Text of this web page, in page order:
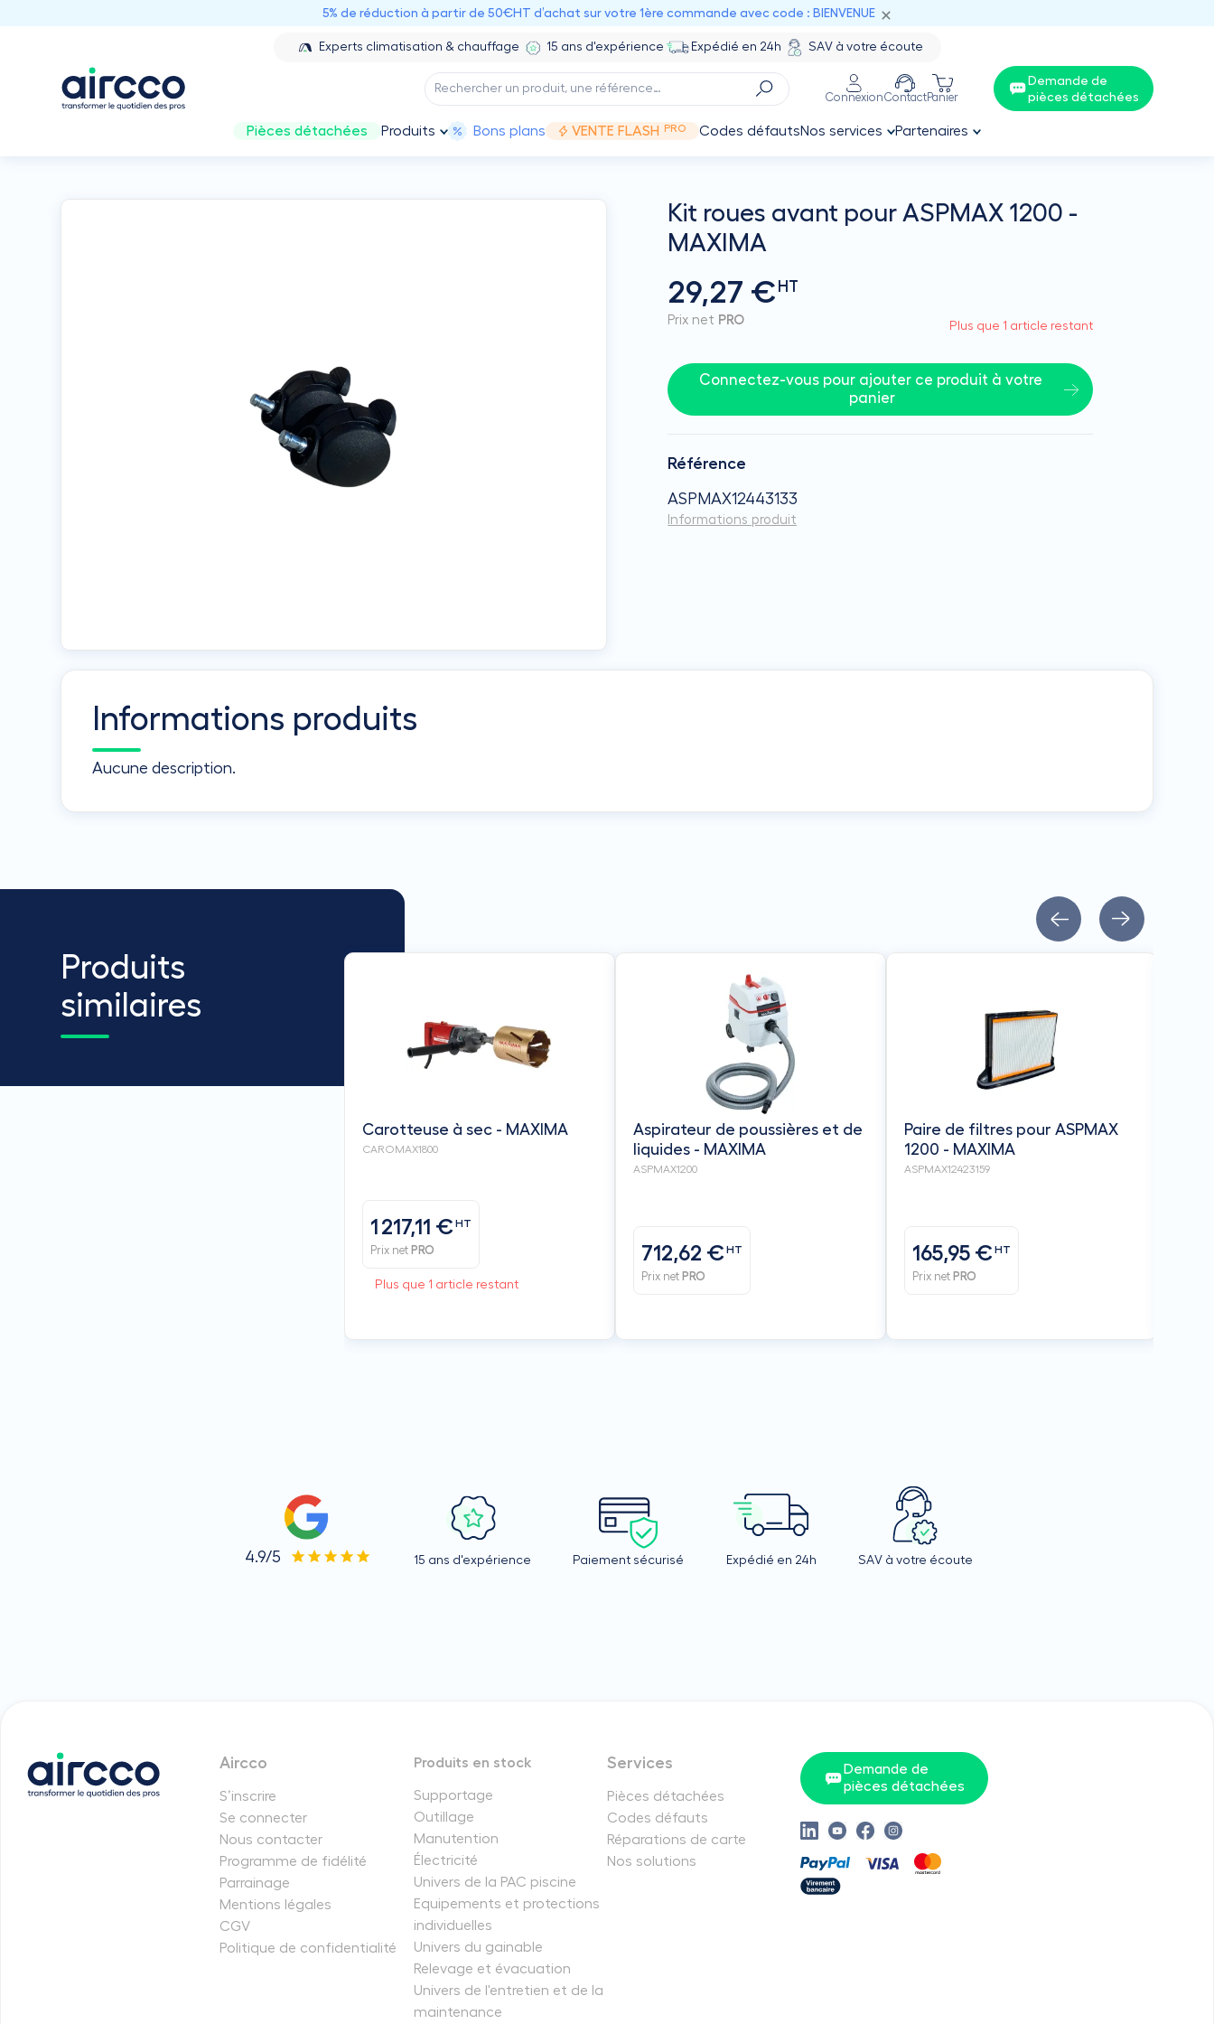
5% de réduction à partir de 50€HT d’achat sur votre 1ère commande avec code : BIENVENUE
Experts climatisation & chauffage 15 ans d'expérience Expédié en 24h SAV à votre écoute
ConnexionContactPanier
Demande de
pièces détachées
Pièces détachées Produits Bons plans VENTE FLASH PRO Codes défautsNos services Partenaires
Kit roues avant pour ASPMAX 1200 -
MAXIMA
29,27 € HT
Prix net PRO Plus que 1 article restant
Connectez-vous pour ajouter ce produit à votre
panier
Référence
ASPMAX12443133
Informations produit
Informations produits
Aucune description.
Produits
similaires
Carotteuse à sec - MAXIMA
CAROMAX1800
1 217,11 €HT
Prix net PRO
Plus que 1 article restant
Aspirateur de poussières et de
liquides - MAXIMA
ASPMAX1200
712,62 €HT
Prix net PRO
Paire de filtres pour ASPMAX
1200 - MAXIMA
ASPMAX12423159
165,95 €HT
Prix net PRO
4.9/5 15 ans d'expérience Paiement sécurisé Expédié en 24h SAV à votre écoute
Aircco
S’inscrire
Se connecter
Nous contacter
Programme de fidélité
Parrainage
Mentions légales
CGV
Politique de confidentialité
Produits en stock
Supportage
Outillage
Manutention
Électricité
Univers de la PAC piscine
Equipements et protections
individuelles
Univers du gainable
Relevage et évacuation
Univers de l'entretien et de la
maintenance
Services
Pièces détachées
Codes défauts
Réparations de carte
Nos solutions
Demande de
pièces détachées